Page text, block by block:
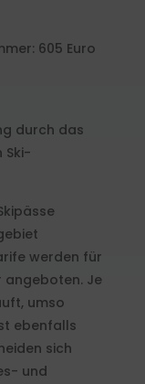
605 Euro
durch das
Ski-
werden für
angeboten. Je
umso
ebenfalls
sich
und